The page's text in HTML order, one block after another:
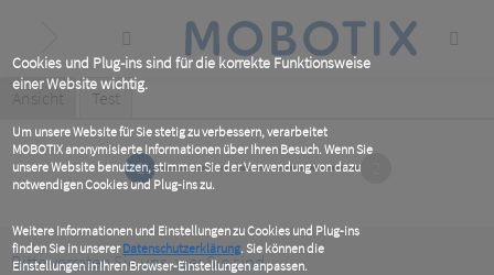
Cookies und Plug-ins sind für die korrekte Funktionsweise
einer Website wichtig.
Um unsere Website für Sie stetig zu verbessern, verarbeitet
MOBOTIX anonymisierte Informationen über Ihren Besuch. Wenn Sie
unsere Website benutzen, stimmen Sie der Verwendung von dazu
notwendigen Cookies und Plug-ins zu.
Weitere Informationen und Einstellungen zu Cookies und Plug-ins
finden Sie in unsererDatenschutzerklärung. Sie können die
Einstellungen in Ihren Browser-Einstellungen anpassen.
content
Primary
tabs
Ansicht (active
Test
1
Bitte verraten Sie uns, wer Sie sind